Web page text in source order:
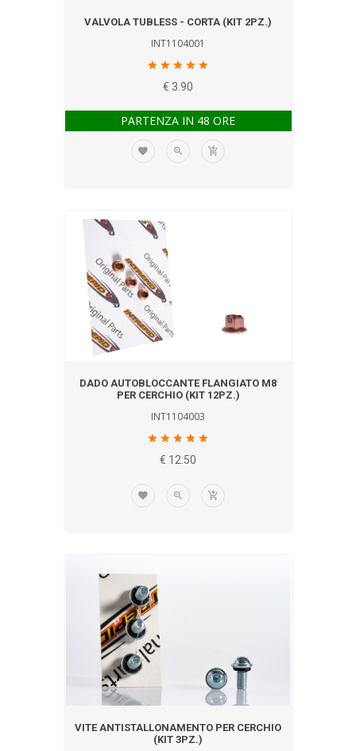
VALVOLA TUBLESS - CORTA (KIT 2PZ.)
INT1104001
€ 3.90
PARTENZA IN 48 ORE
DADO AUTOBLOCCANTE FLANGIATO M8
PER CERCHIO (KIT 12PZ.)
INT1104003
€ 12.50
VITE ANTISTALLONAMENTO PER CERCHIO
(KIT 3PZ.)